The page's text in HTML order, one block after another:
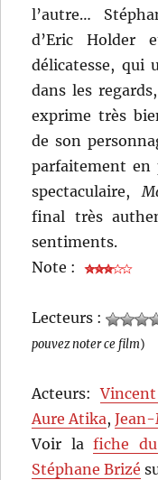
l’autre…
d’Eric
délicatesse, qui
dans les
exprime très
de son
parfaitement en
spectaculaire,
final très
sentiments.
Note :
Lecteurs :
pouvez noter ce film)
Acteurs:
Aure Atika,
Voir lafiche
Stéphane Brizé